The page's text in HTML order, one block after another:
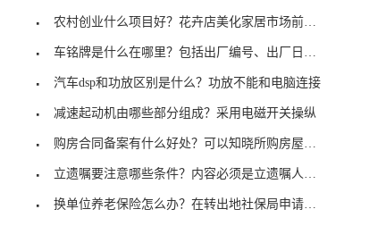
农村创业什么项目好？花卉店美化家居市场前景广阔
车铭牌是什么在哪里？包括出厂编号、出厂日期及厂名
汽车dsp和功放区别是什么？功放不能和电脑连接
减速起动机由哪些部分组成？采用电磁开关操纵
购房合同备案有什么好处？可以知晓所购房屋手续是否
立遗嘱要注意哪些条件？内容必须是立遗嘱人的真实意
换单位养老保险怎么办？在转出地社保局申请开具凭证